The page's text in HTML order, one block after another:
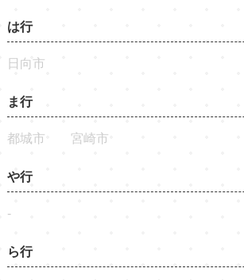
は行
日向市
ま行
都城市 宮崎市
や行
-
ら行